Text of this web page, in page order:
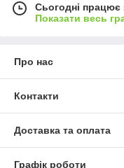
Сьогодні працює
Показати весь
Про нас
Контакти
Доставка та оплата
Графік роботи